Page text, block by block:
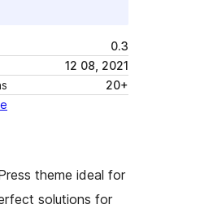
0.3
12 08, 2021
20+
theme ideal for
solutions for